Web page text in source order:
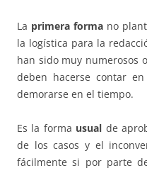
La primera forma no
la logística para la
han sido muy numerosos
deben hacerse contar
demorarse en el tiempo.
Es la forma usual de
de los casos y el
fácilmente si por parte